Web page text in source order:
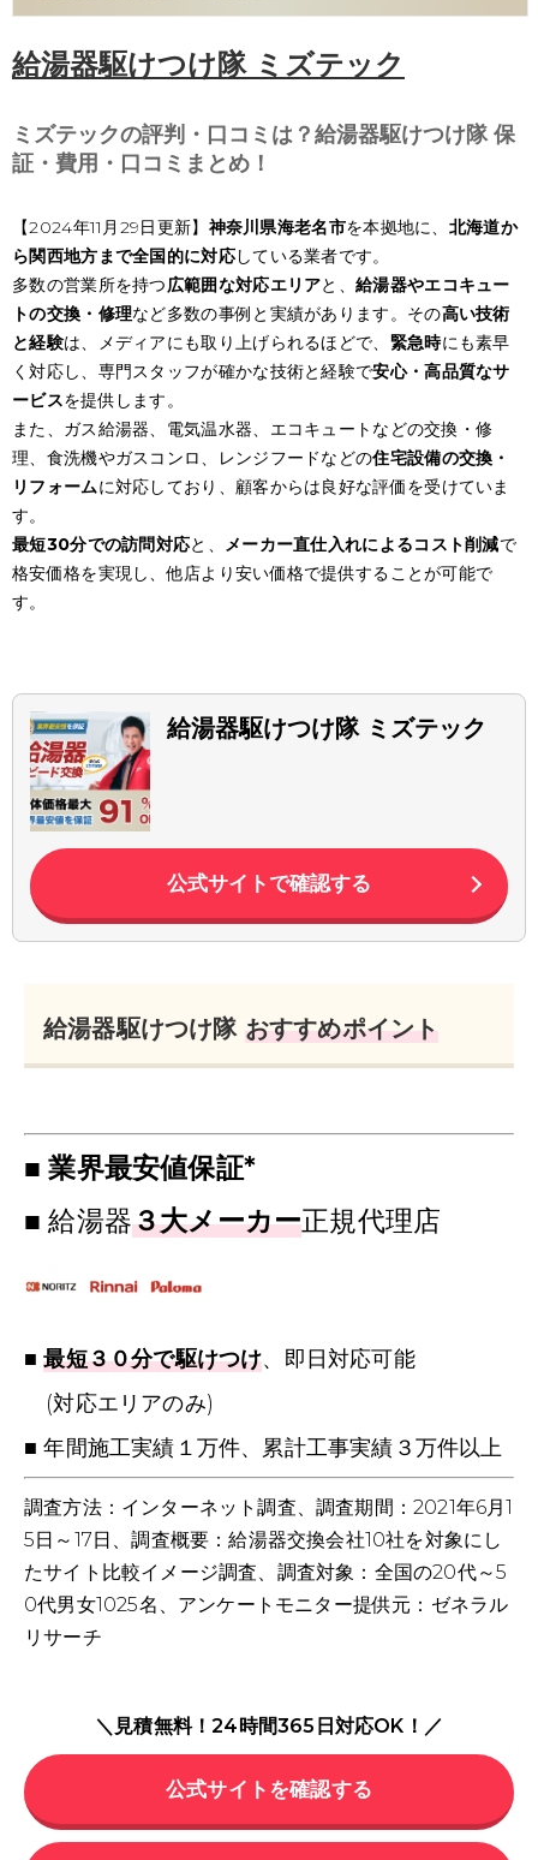
給湯器駆けつけ隊 ミズテック
ミズテックの評判・口コミは？給湯器駆けつけ隊 保
証・費用・口コミまとめ！
【2024年11月29日更新】 神奈川県海老名市を本拠地に、 北海道か
ら関西地方まで全国的に対応している業者です。
多数の営業所を持つ広範囲な対応エリアと、給湯器やエコキュー
トの交換・修理など多数の事例と実績があります。その高い技術
と経験は、メディアにも取り上げられるほどで、 緊急時にも素早
く対応し、専門スタッフが確かな技術と経験で安心・高品質なサ
ービスを提供します。
また、ガス給湯器、電気温水器、エコキュートなどの交換・修
理、食洗機やガスコンロ、レンジフードなどの住宅設備の交換・
リフォームに対応しており、顧客からは良好な評価を受けていま
す。
最短30分での訪問対応と、 メーカー直仕入れによるコスト削減で
格安価格を実現し、他店より安い価格で提供することが可能で
す。
給湯器駆けつけ隊 ミズテック
公式サイトで確認する
給湯器駆けつけ隊 おすすめポイント
■業界最安値保証*
■ 給湯器３大メーカー正規代理店
■最短３０分で駆けつけ、即日対応可能
(対応エリアのみ)
■ 年間施工実績１万件、累計工事実績３万件以上
調査方法：インターネット調査、調査期間：2021年6月1
5日～17日、調査概要：給湯器交換会社10社を対象にし
たサイト比較イメージ調査、調査対象：全国の20代～5
0代男女1025名、アンケートモニター提供元：ゼネラル
リサーチ
＼見積無料！24時間365日対応OK！／
公式サイトを確認する